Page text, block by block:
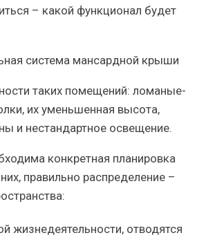
– какой функционал будет
таких помещений: ломаные-
их уменьшенная высота,
и нестандартное освещение.
конкретная планировка
правильно распределение –
жизнедеятельности, отводятся